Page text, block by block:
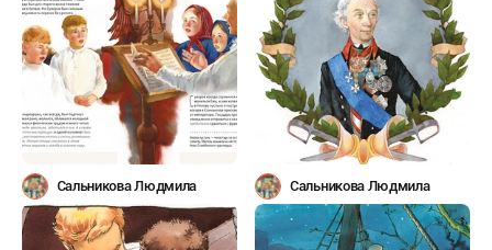
Сальникова Людмила Сальникова Людмила